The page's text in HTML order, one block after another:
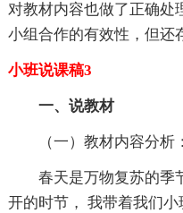
对教材内容也做了正确处
小组合作的有效性，但还
小班说课稿3
一、说教材
（一）教材内容分析：
春天是万物复苏的季
开的时节， 我带着我们